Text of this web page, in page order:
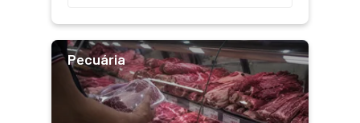
Pecuária